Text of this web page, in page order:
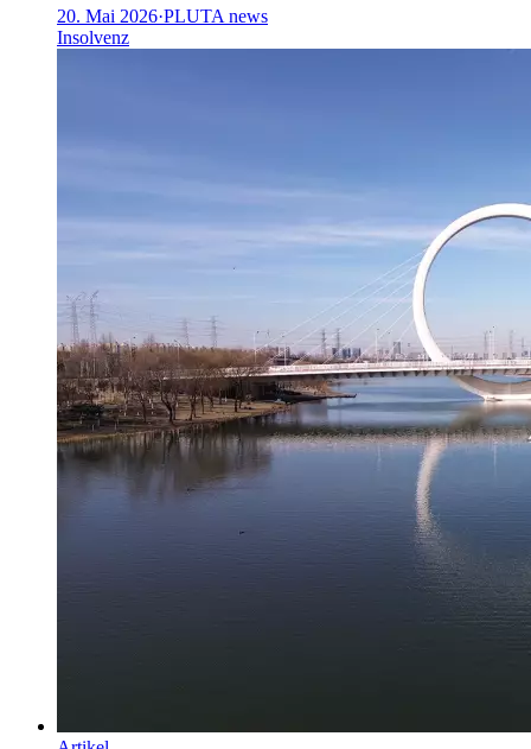
20. Mai 2026·PLUTA news
Insolvenz